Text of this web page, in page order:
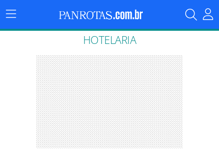
Menu
Principal
HOTELARIA